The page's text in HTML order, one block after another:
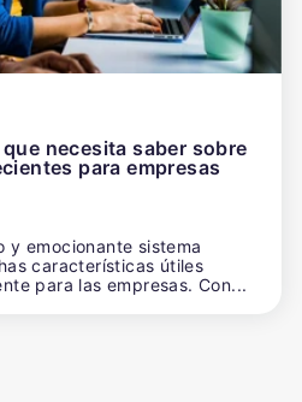
necesita saber sobre
para empresas
y emocionante sistema
características útiles
para las empresas. Con...